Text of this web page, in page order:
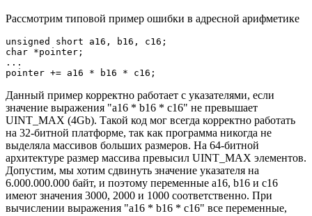
Рассмотрим типовой пример ошибки в адресной арифметике
unsigned short a16, b16, c16;
char *pointer;
...
pointer += a16 * b16 * c16;
Данный пример корректно работает с указателями, если
значение выражения "a16 * b16 * c16" не превышает
UINT_MAX (4Gb). Такой код мог всегда корректно работать
на 32-битной платформе, так как программа никогда не
выделяла массивов больших размеров. На 64-битной
архитектуре размер массива превысил UINT_MAX элементов.
Допустим, мы хотим сдвинуть значение указателя на
6.000.000.000 байт, и поэтому переменные a16, b16 и c16
имеют значения 3000, 2000 и 1000 соответственно. При
вычислении выражения "a16 * b16 * c16" все переменные,